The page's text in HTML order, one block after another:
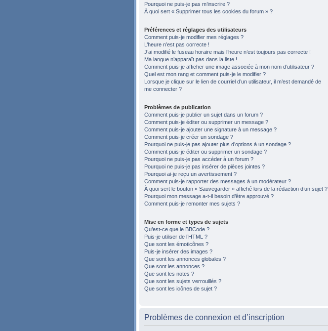
Pourquoi ne puis-je pas m’inscrire ?
À quoi sert « Supprimer tous les cookies du forum » ?
Préférences et réglages des utilisateurs
Comment puis-je modifier mes réglages ?
L’heure n’est pas correcte !
J’ai modifié le fuseau horaire mais l’heure n’est toujours pas correcte !
Ma langue n’apparaît pas dans la liste !
Comment puis-je afficher une image associée à mon nom d’utilisateur ?
Quel est mon rang et comment puis-je le modifier ?
Lorsque je clique sur le lien de courriel d’un utilisateur, il m’est demandé de
me connecter ?
Problèmes de publication
Comment puis-je publier un sujet dans un forum ?
Comment puis-je éditer ou supprimer un message ?
Comment puis-je ajouter une signature à un message ?
Comment puis-je créer un sondage ?
Pourquoi ne puis-je pas ajouter plus d’options à un sondage ?
Comment puis-je éditer ou supprimer un sondage ?
Pourquoi ne puis-je pas accéder à un forum ?
Pourquoi ne puis-je pas insérer de pièces jointes ?
Pourquoi ai-je reçu un avertissement ?
Comment puis-je rapporter des messages à un modérateur ?
À quoi sert le bouton « Sauvegarder » affiché lors de la rédaction d’un sujet ?
Pourquoi mon message a-t-il besoin d’être approuvé ?
Comment puis-je remonter mes sujets ?
Mise en forme et types de sujets
Qu’est-ce que le BBCode ?
Puis-je utiliser de l’HTML ?
Que sont les émoticônes ?
Puis-je insérer des images ?
Que sont les annonces globales ?
Que sont les annonces ?
Que sont les notes ?
Que sont les sujets verrouillés ?
Que sont les icônes de sujet ?
Problèmes de connexion et d’inscription